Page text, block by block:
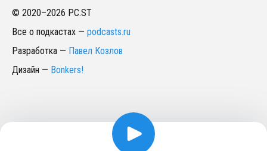
© 2020–2026 PC.ST
Все о подкастах — podcasts.ru
Разработка — Павел Козлов
Дизайн — Bonkers!